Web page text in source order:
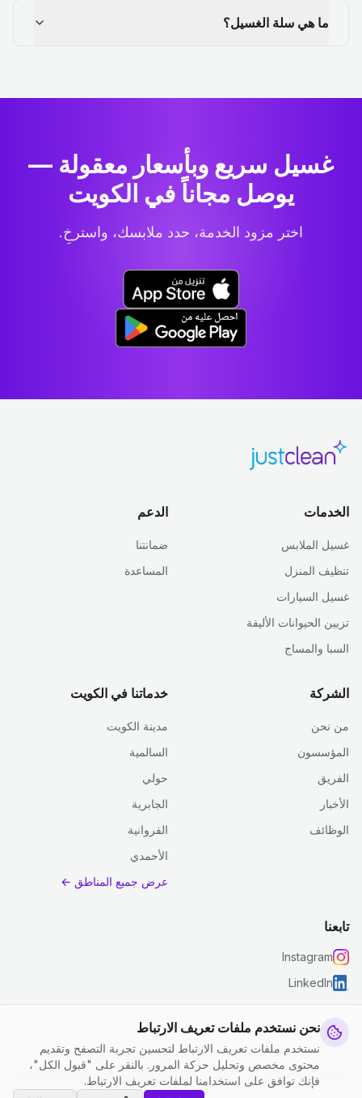
نحن نستخدم ملفات تعريف الارتباط
نستخدم ملفات تعريف الارتباط لتحسين تجربة التصفح وتقديم
محتوى مخصص وتحليل حركة المرور. بالنقر على "قبول الكل"،
فإنك توافق على استخدامنا لملفات تعريف الارتباط.
ما هي سلة الغسيل؟
غسيل سريع وبأسعار معقولة —
يوصل مجاناً في الكويت
اختر مزود الخدمة، حدد ملابسك، واسترخِ.
الخدمات
غسيل الملابس
تنظيف المنزل
غسيل السيارات
تزيين الحيوانات الأليفة
السبا والمساج
الدعم
ضمانتنا
المساعدة
الشركة
من نحن
المؤسسون
الفريق
الأخبار
الوظائف
خدماتنا في الكويت
مدينة الكويت
السالمية
حولي
الجابرية
الفروانية
الأحمدي
عرض جميع المناطق ←
تابعنا
Instagram
LinkedIn
© 2026 جست كلين. جميع الحقوق محفوظة.
سياسة الخصوصية
الشروط والأحكام | إعدادات ملفات تعريف الارتباط